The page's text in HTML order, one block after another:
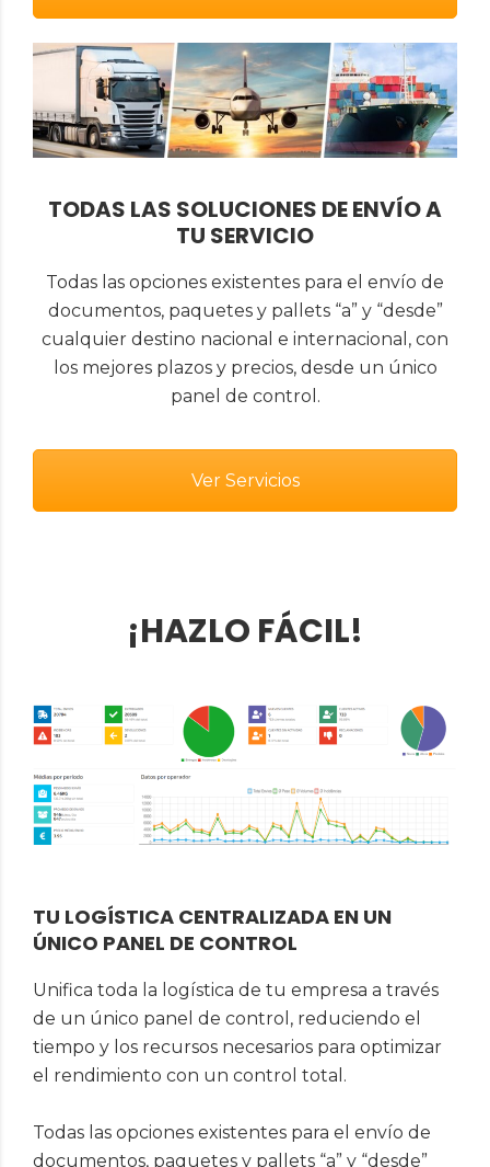
TODAS LAS SOLUCIONES DE ENVÍO A
TU SERVICIO
Todas las opciones existentes para el envío de
documentos, paquetes y pallets “a” y “desde”
cualquier destino nacional e internacional, con
los mejores plazos y precios, desde un único
panel de control.
Ver Servicios
¡HAZLO FÁCIL!
TU LOGÍSTICA CENTRALIZADA EN UN
ÚNICO PANEL DE CONTROL
Unifica toda la logística de tu empresa a través
de un único panel de control, reduciendo el
tiempo y los recursos necesarios para optimizar
el rendimiento con un control total.
Todas las opciones existentes para el envío de
documentos, paquetes y pallets “a” y “desde”